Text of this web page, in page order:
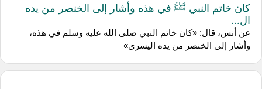
كان خاتم النبي ﷺ في هذه وأشار إلى الخنصر من يده
ال...
عن أنس، قال: «كان خاتم النبي صلى الله عليه وسلم في هذه،
وأشار إلى الخنصر من يده اليسرى»